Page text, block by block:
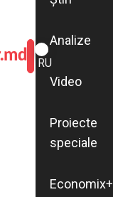
ROMÂNĂ
RU
Analize
Video
Proiecte
speciale
Economix+